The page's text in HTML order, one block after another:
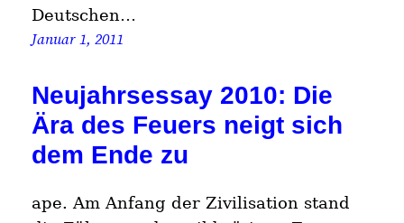
Deutschen…
Januar 1, 2011
Neujahrsessay 2010: Die
Ära des Feuers neigt sich
dem Ende zu
ape. Am Anfang der Zivilisation stand